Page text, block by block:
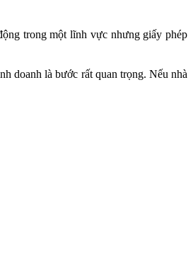
trong một lĩnh vực nhưng giấy phép
doanh là bước rất quan trọng. Nếu nhà